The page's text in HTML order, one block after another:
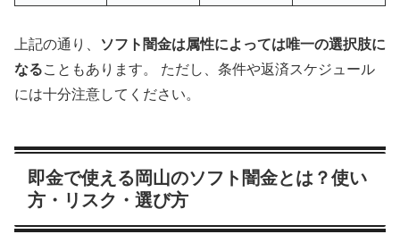
上記の通り、
ソフト闇金は属性によっては唯一の選択肢に
なることもあります。 ただし、条件や返済スケジュール
には十分注意してください。
即金で使える岡山のソフト闇金とは？使い
方・リスク・選び方